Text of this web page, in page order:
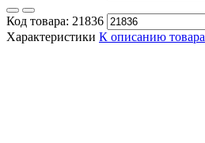
Код товара: 21836
Характеристики К описанию товара